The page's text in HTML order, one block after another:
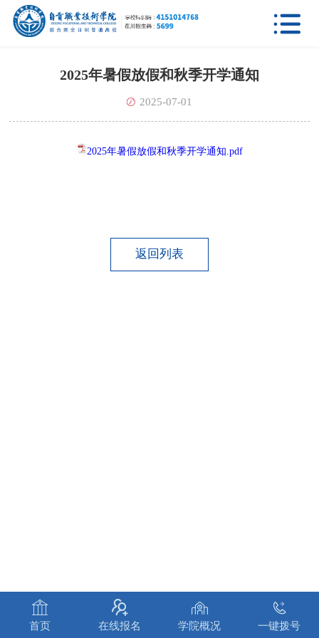

2025年暑假放假和秋季开学通知
2025-07-01
2025年暑假放假和秋季开学通知.pdf
返回列表

首页

在线报名

学院概况

一键拨号